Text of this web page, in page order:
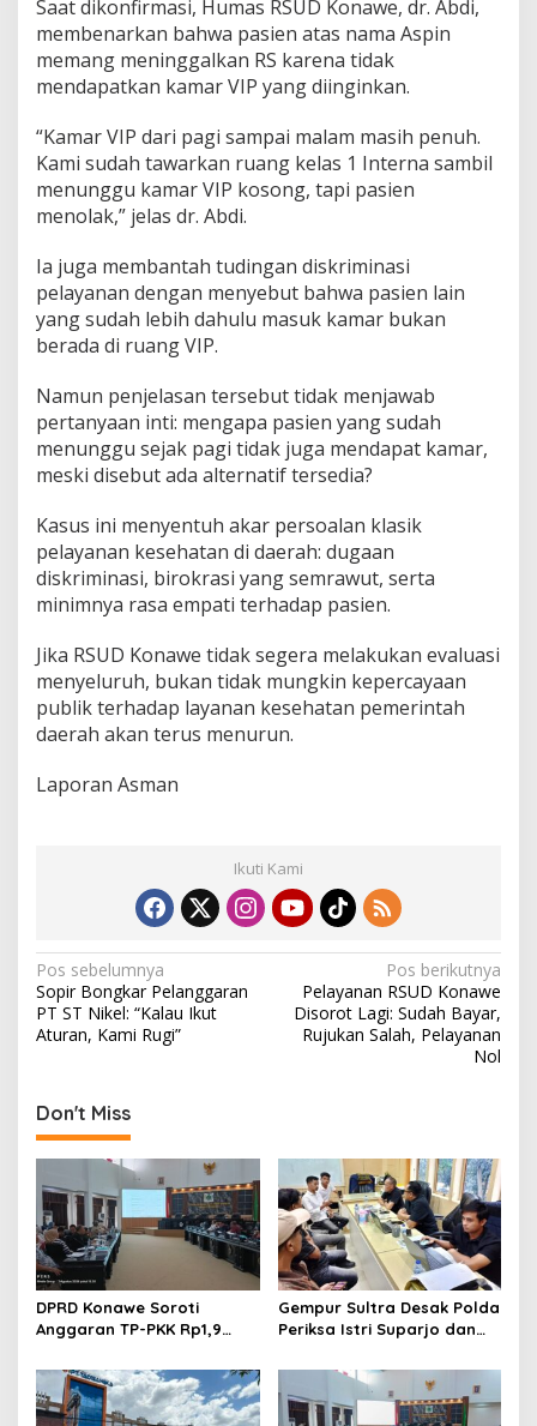
Saat dikonfirmasi, Humas RSUD Konawe, dr. Abdi,
membenarkan bahwa pasien atas nama Aspin
memang meninggalkan RS karena tidak
mendapatkan kamar VIP yang diinginkan.
“Kamar VIP dari pagi sampai malam masih penuh.
Kami sudah tawarkan ruang kelas 1 Interna sambil
menunggu kamar VIP kosong, tapi pasien
menolak,” jelas dr. Abdi.
Ia juga membantah tudingan diskriminasi
pelayanan dengan menyebut bahwa pasien lain
yang sudah lebih dahulu masuk kamar bukan
berada di ruang VIP.
Namun penjelasan tersebut tidak menjawab
pertanyaan inti: mengapa pasien yang sudah
menunggu sejak pagi tidak juga mendapat kamar,
meski disebut ada alternatif tersedia?
Kasus ini menyentuh akar persoalan klasik
pelayanan kesehatan di daerah: dugaan
diskriminasi, birokrasi yang semrawut, serta
minimnya rasa empati terhadap pasien.
Jika RSUD Konawe tidak segera melakukan evaluasi
menyeluruh, bukan tidak mungkin kepercayaan
publik terhadap layanan kesehatan pemerintah
daerah akan terus menurun.
Laporan Asman
Ikuti Kami
N
a
v
g
a
s
i
p
o
s
Pos sebelumnya
Sopir Bongkar Pelanggaran
PT ST Nikel: “Kalau Ikut
Aturan, Kami Rugi”
Pos berikutnya
Pelayanan RSUD Konawe
Disorot Lagi: Sudah Bayar,
Rujukan Salah, Pelayanan
Nol
Don't Miss
DPRD Konawe Soroti
Anggaran TP-PKK Rp1,9
untuk Perjalanan Dinas
Gempur Sultra Desak Polda
Periksa Istri Suparjo dan
Kasus Tambang Ilegal